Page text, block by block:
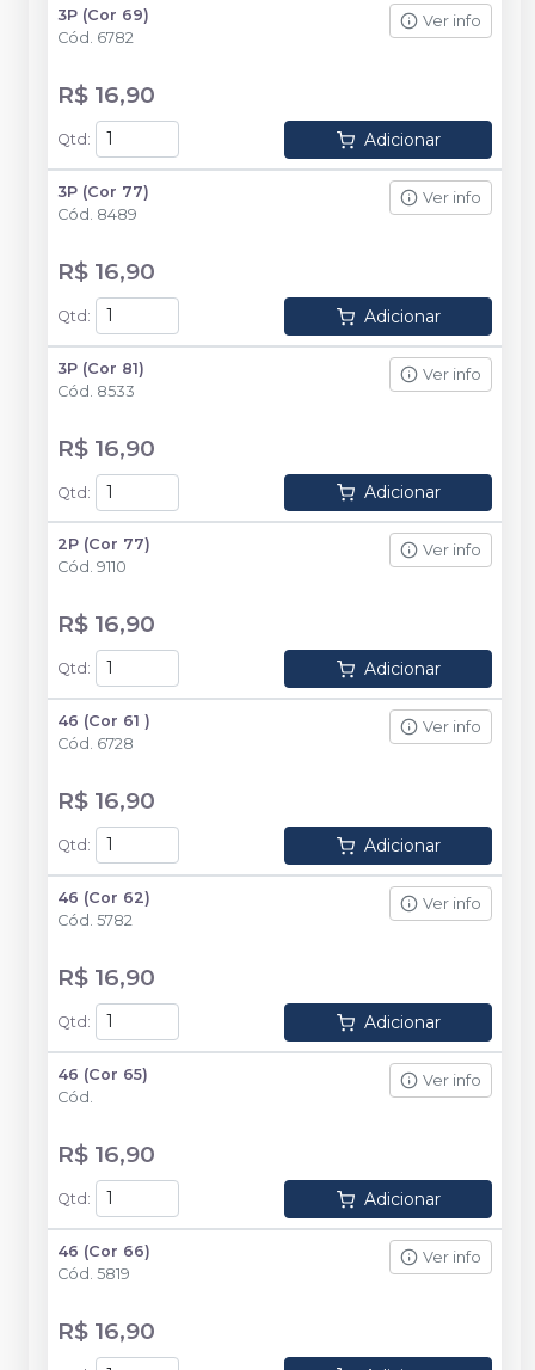
3P (Cor 69)
Cód. 6782
Ver info
R$ 16,90
Qtd : Adicionar
3P (Cor 77)
Cód. 8489
Ver info
R$ 16,90
Qtd : Adicionar
3P (Cor 81)
Cód. 8533
Ver info
R$ 16,90
Qtd: Adicionar
2P (Cor 77)
Cód. 9110
Ver info
R$ 16,90
Qtd : Adicionar
46 (Cor 61 )
Cód. 6728
Ver info
R$ 16,90
Qtd : Adicionar
46 (Cor 62)
Cód. 5782
Ver info
R$ 16,90
Qtd : Adicionar
46 (Cor 65)
Cód.
Ver info
R$ 16,90
Qtd : Adicionar
46 (Cor 66)
Cód. 5819
Ver info
R$ 16,90